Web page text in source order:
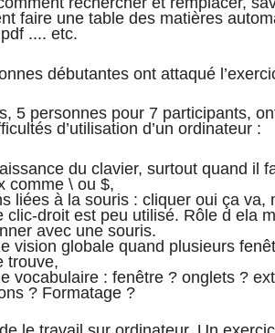
faire une table des matières
.... etc.
débutantes ont attaqué
5 personnes pour 7 participants,
d’utilisation d’un ordinateur :
du clavier, surtout quand il
comme \ ou $,
liées à la souris : cliquer oui ça va,
clic-droit est peu utilisé. Rôle d ela
avec une souris.
vision globale quand plusieurs
trouve,
vocabulaire : fenêtre ? onglets ?
? Formatage ?